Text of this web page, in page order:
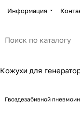
Информация
Кожухи для
Гвоздезабивной